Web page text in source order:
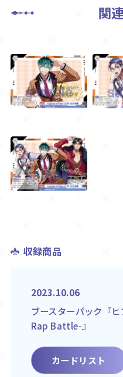
関
収録商品
2023.10.06
ブースターパック『
Rap Battle-』
カードリスト